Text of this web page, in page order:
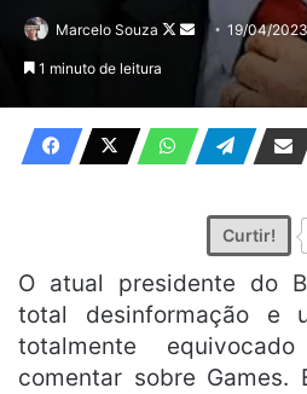
Marcelo Souza
Follow
Mande
um
19/04/2023
1 minuto de leitura
Curtir!
O atual presidente do
total desinformação e
totalmente
comentar sobre Games.